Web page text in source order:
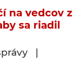
na vedcov z
sa riadil
|